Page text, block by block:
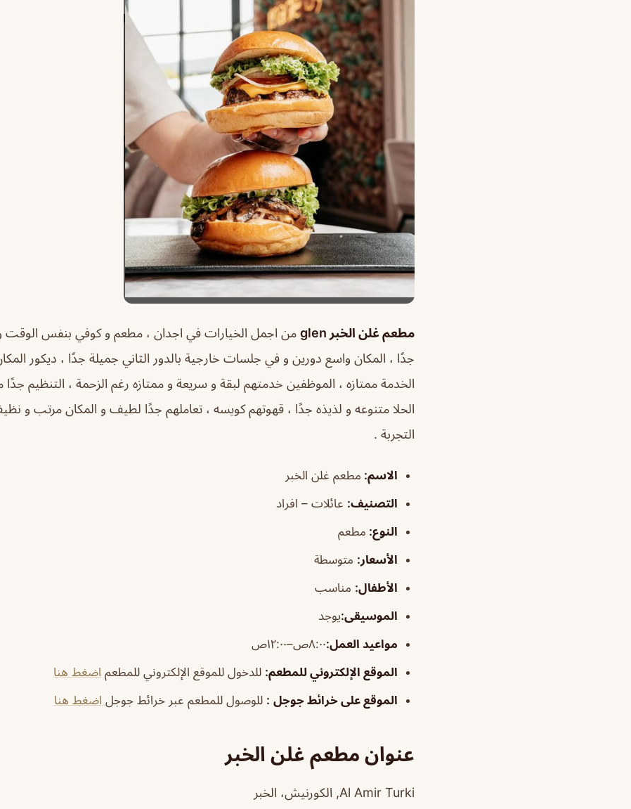
مطعم غلن الخبر glen
من اجمل الخيارات في اجدان ، مطعم و كوفي بنفس الوقت و
جدًا ، المكان واسع دورين و في جلسات خارجية بالدور الثاني جميلة جدًا ، ديكور
الخدمة ممتازه ، الموظفين خدمتهم لبقة و سريعة و ممتازه رغم الزحمة ، التنظيم
الحلا متنوعه و لذيذه جدًا ، قهوتهم كويسه ، تعاملهم جدًا لطيف و المكان مرتب و
التجربة .
الاسم: مطعم غلن الخبر
التصنيف: عائلات – افراد
النوع: مطعم
الأسعار: متوسطة
الأطفال: مناسب
الموسيقى:يوجد
مواعيد العمل:٨:٠٠ص–١٢:٠٠ص
الموقع الإلكتروني للمطعم: للدخول للموقع الإلكتروني للمطعم اضغط هنا
الموقع على خرائط جوجل : للوصول للمطعم عبر خرائط جوجل اضغط هنا
عنوان مطعم غلن الخبر
Al Amir Turki, الكورنيش، الخبر